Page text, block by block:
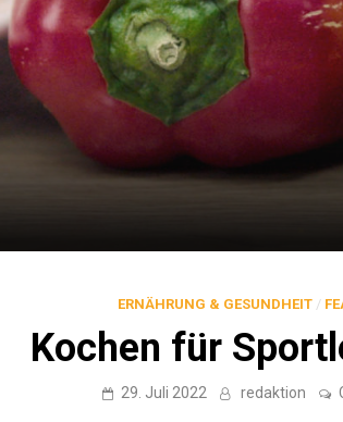
ERNÄHRUNG & GESUNDHEIT/
Kochen für
29. Juli 2022 redaktion